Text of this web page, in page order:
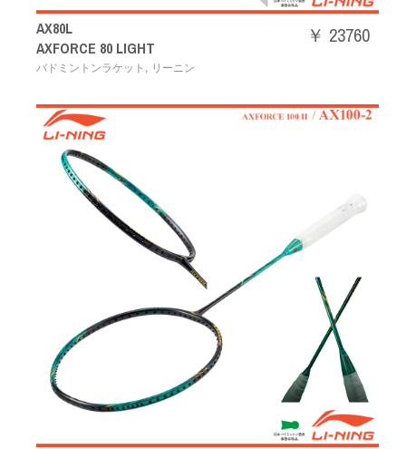
AX80L
AXFORCE 80 LIGHT
バドミントンラケット , リーニン
￥ 23760